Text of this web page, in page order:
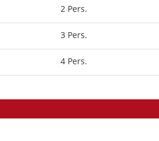
2 Pers.
3 Pers.
4 Pers.